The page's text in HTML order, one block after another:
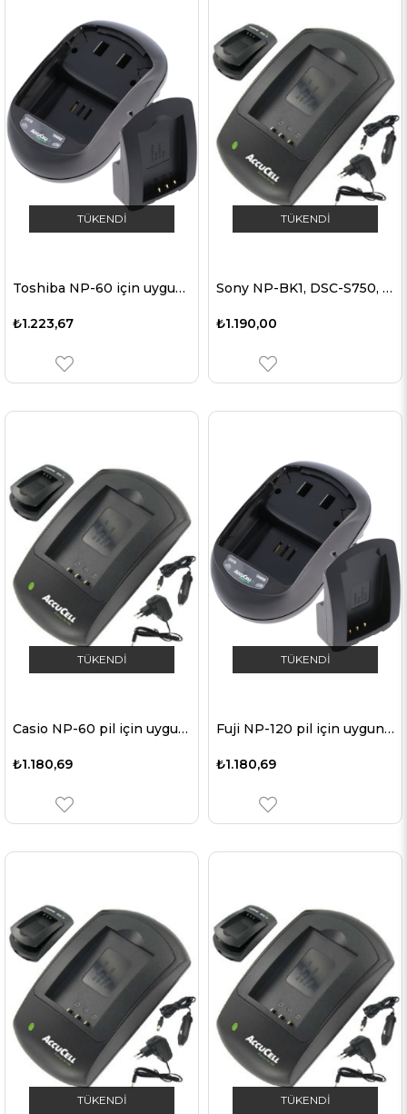
TÜKENDI
Toshiba NP-60 için uygun hızlı şarj cihazı
₺1.223,67
TÜKENDI
Sony NP-BK1, DSC-S750, DSC-S780 için uygun AccuCell şarj cihazı
₺1.190,00
TÜKENDI
Casio NP-60 pil için uygun AccuCell hızlı şarj cihazı
₺1.180,69
TÜKENDI
Fuji NP-120 pil için uygun hızlı şarj cihazı
₺1.180,69
TÜKENDI TÜKENDI